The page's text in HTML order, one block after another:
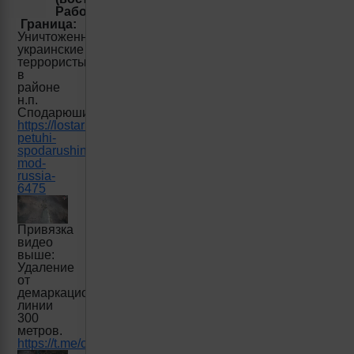
Работино)
Граница:
Уничтоженные
украинские
террористы
в
районе
н.п.
Сподарюшино
https://lostarmour.info/news/unichtojennie-
petuhi-
spodarushino-
mod-
russia-
6475
Привязка
видео
выше:
Удаление
от
демаркационной
линии
300
метров.
https://t.me/creamy_caprice/4762